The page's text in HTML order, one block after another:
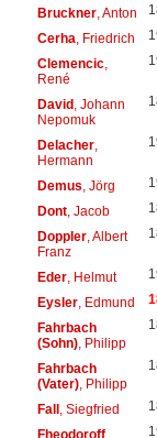
Bruckner, Anton
Cerha , Friedrich
Clemencic,
René
David, Johann
Nepomuk
Delacher,
Hermann
Demus , Jörg
Dont, Jacob
Doppler, Albert
Franz
Eder, Helmut
Eysler, Edmund
Fahrbach
(Sohn), Philipp
Fahrbach
(Vater), Philipp
Fall, Siegfried
Fheodoroff,